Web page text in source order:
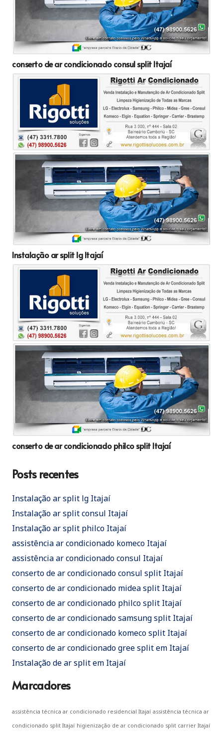
conserto de ar condicionado consul split Itajaí
Instalação ar split lg Itajaí
conserto de ar condicionado philco split Itajaí
Posts recentes
Instalação ar split lg Itajaí
Instalação ar split consul Itajaí
Instalação ar split philco Itajaí
assistência ar condicionado komeco Itajaí
assistência ar condicionado consul Itajaí
conserto de ar condicionado consul split Itajaí
conserto de ar condicionado midea split Itajaí
conserto de ar condicionado philco split Itajaí
conserto de ar condicionado samsung split Itajaí
conserto de ar condicionado komeco split Itajaí
conserto de ar condicionado gree split em Itajaí
Instalação de ar split em Itajaí
Marcadores
assistência técnica ar condicionado residencial Itajaí assistência técnica ar
condicionado split Itajaí higienização de ar condicionado split carrier Itajaí